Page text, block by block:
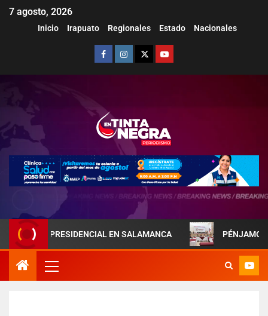
7 agosto, 2026
Inicio Irapuato Regionales Estado Nacionales
PRESIDENCIAL EN SALAMANCA PÉNJAMO